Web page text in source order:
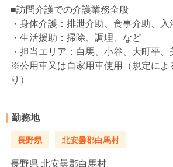
■訪問介護での介護業務全般
・身体介護：排泄介助、食事介助、入
・生活援助：掃除、調理、など
・担当エリア：白馬、小谷、大町平、
※公用車又は自家用車使用（規定によ
り）
勤務地
長野県 北安曇郡白馬村
長野県 北安曇郡白馬村